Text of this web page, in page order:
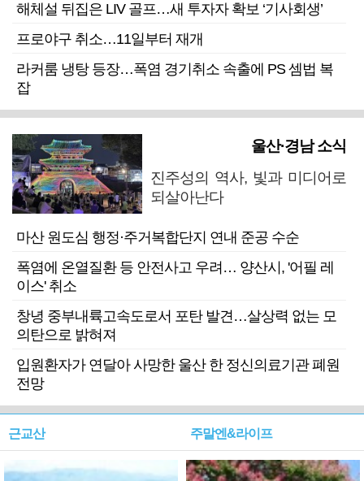
해체설 뒤집은 LIV 골프…새 투자자 확보 ‘기사회생’
프로야구 취소…11일부터 재개
라커룸 냉탕 등장…폭염 경기취소 속출에 PS 셈법 복
잡
울산·경남 소식
진주성의 역사, 빛과 미디어로
되살아난다
마산 원도심 행정·주거복합단지 연내 준공 수순
폭염에 온열질환 등 안전사고 우려… 양산시, '어필 레
이스' 취소
창녕 중부내륙고속도로서 포탄 발견…살상력 없는 모
의탄으로 밝혀져
입원환자가 연달아 사망한 울산 한 정신의료기관 폐원
전망
근교산 주말엔&라이프